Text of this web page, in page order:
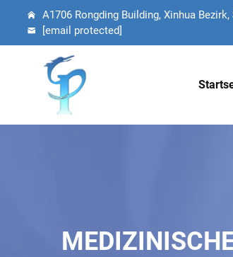
A1706 Rongding Building, Xinhua
[email protected]